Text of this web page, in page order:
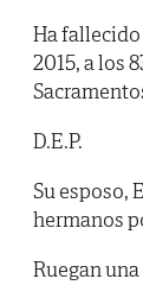
Ha
2015, a los
D.E.P.
Su esposo,
hermanos
Ruegan